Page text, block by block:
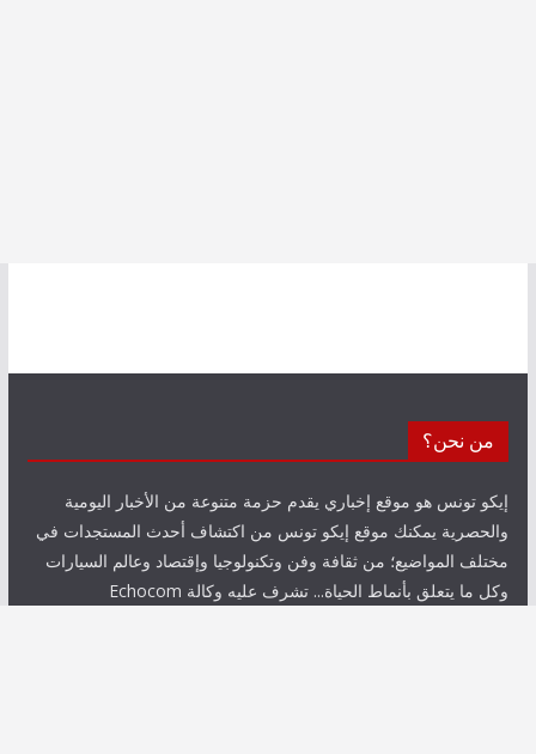
من نحن؟
إيكو تونس هو موقع إخباري يقدم حزمة متنوعة من الأخبار اليومية
والحصرية يمكنك موقع إيكو تونس من اكتشاف أحدث المستجدات في
مختلف المواضيع؛ من ثقافة وفن وتكنولوجيا وإقتصاد وعالم السيارات
وكل ما يتعلق بأنماط الحياة... تشرف عليه وكالة Echocom